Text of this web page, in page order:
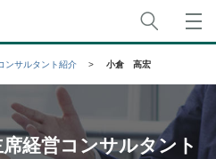
財団法人日本生産性本部
ンサルタント紹介 小倉 高宏
経営コンサルタント